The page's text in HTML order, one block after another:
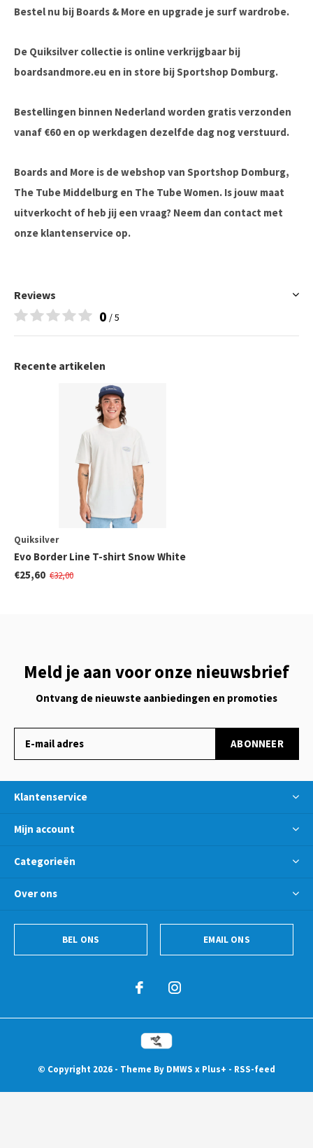
Bestel nu bij Boards & More en upgrade je surf wardrobe.
De Quiksilver collectie is online verkrijgbaar bij
boardsandmore.eu en in store bij Sportshop Domburg.
Bestellingen binnen Nederland worden gratis verzonden
vanaf €60 en op werkdagen dezelfde dag nog verstuurd.
Boards and More is de webshop van Sportshop Domburg,
The Tube Middelburg en The Tube Women. Is jouw maat
uitverkocht of heb jij een vraag? Neem dan contact met
onze klantenservice op.
Reviews
0 / 5
Recente artikelen
Quiksilver
Evo Border Line T-shirt Snow White
€25,60 €32,00
Meld je aan voor onze nieuwsbrief
Ontvang de nieuwste aanbiedingen en promoties
ABONNEER
Klantenservice
Mijn account
Categorieën
Over ons
BEL ONS EMAIL ONS
© Copyright 2026 - Theme By DMWS x Plus+ - RSS-feed